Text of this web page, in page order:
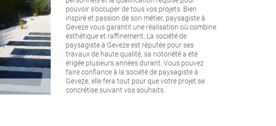
pouvoir s’occuper de tous vos projets. Bien
inspiré et passion de son métier, paysagiste à
Geveze vous garantit une réalisation où combine
esthétique et raffinement. La société de
paysagiste à Geveze est réputée pour ses
travaux de haute qualité, sa notoriété a été
érigée plusieurs années durant. Vous pouvez
faire confiance à la société de paysagiste à
Geveze, elle fera tout pour que votre projet se
concrétise suivant vos souhaits.